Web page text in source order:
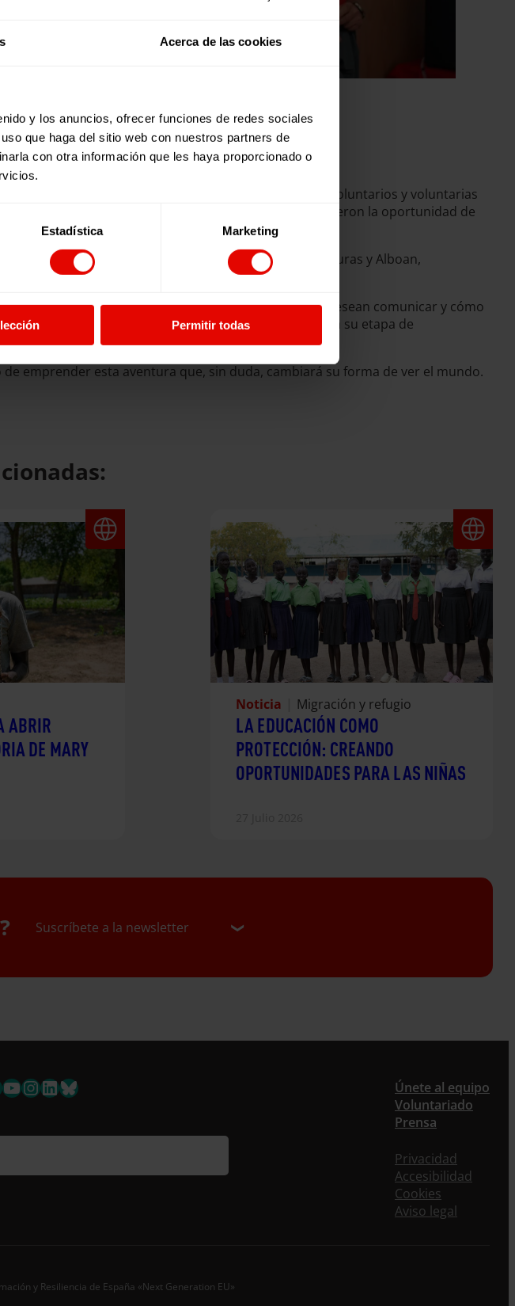
Acerca de las cookies
y los anuncios, ofrecer funciones de redes sociales
que haga del sitio web con nuestros partners de
con otra información que les haya proporcionado o
Estadística Marketing
Permitir todas
con una cálida bienvenida y un espacio para que los voluntarios y voluntarias
el descanso, los equipos de Entreculturas tuvieron la oportunidad de
Alboan; y Martín Iriberri, Director General de Entreculturas y Alboan,
organizaciones en sus destinos.
a las y los voluntarios a reflexionar sobre lo que desean comunicar y cómo
terreno, la gestión del seguro y mensajes clave para su etapa de
emprender esta aventura que, sin duda, cambiará su forma de ver el mundo.
ABRIR
DE MARY
Noticia Migración y refugio
LA EDUCACIÓN COMO
PROTECCIÓN: CREANDO
OPORTUNIDADES PARA LAS NIÑAS
Suscríbete a la newsletter
Si quieres recibir nuestra newsletter mensual y los
información, no dejes de completar este formulario.
Al instante, te daremos de alta en nuestra base de
datos y podrás estar al tanto de todas las novedades.
Correo electrónico *
YouTube
Instagram
LinkedIn
Bluesky
Únete al equipo
Voluntariado
Prensa
Privacidad
Accesibilidad
Cookies
Aviso legal
y Resiliencia de España «Next Generation EU»